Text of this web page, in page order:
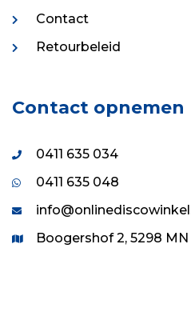
Contact
Retourbeleid
Contact opnemen
0411 635 034
0411 635 048
Boogershof 2, 5298